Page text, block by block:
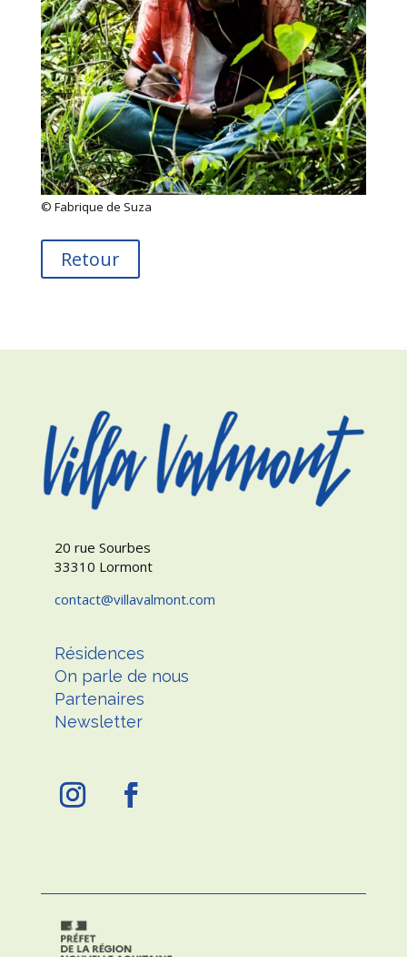
© Fabrique de Suza
Retour
20 rue Sourbes
33310 Lormont
contact
villavalmont.com
Résidences
On parle de nous
Partenaires
Newsletter